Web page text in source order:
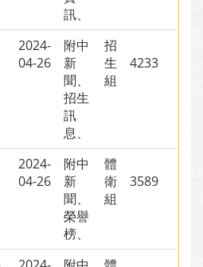
訊、
2024-
04-26
附中
新
聞、
招生
訊
息、
招
生
組
4233
2024-
04-26
附中
新
聞、
榮譽
榜、
體
衛
組
3589